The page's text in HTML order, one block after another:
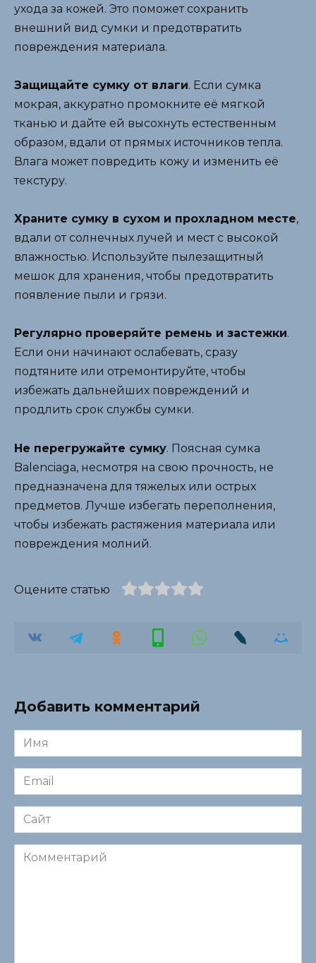
ухода за кожей. Это поможет сохранить
внешний вид сумки и предотвратить
повреждения материала.
Защищайте сумку от влаги. Если сумка
мокрая, аккуратно промокните её мягкой
тканью и дайте ей высохнуть естественным
образом, вдали от прямых источников тепла.
Влага может повредить кожу и изменить её
текстуру.
Храните сумку в сухом и прохладном месте,
вдали от солнечных лучей и мест с высокой
влажностью. Используйте пылезащитный
мешок для хранения, чтобы предотвратить
появление пыли и грязи.
Регулярно проверяйте ремень и застежки.
Если они начинают ослабевать, сразу
подтяните или отремонтируйте, чтобы
избежать дальнейших повреждений и
продлить срок службы сумки.
Не перегружайте сумку. Поясная сумка
Balenciaga, несмотря на свою прочность, не
предназначена для тяжелых или острых
предметов. Лучше избегать переполнения,
чтобы избежать растяжения материала или
повреждения молний.
Оцените статью
Добавить комментарий
Имя
*
Email
*
Сайт
Комментарий